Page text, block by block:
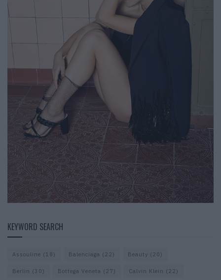
KEYWORD SEARCH
Assouline (18) Balenciaga (22) Beauty (20)
Berlin (30) Bottega Veneta (27) Calvin Klein (22)